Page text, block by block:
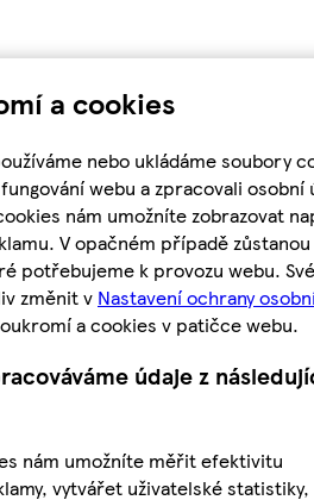
a cookies
nebo ukládáme soubory
webu a zpracovali osobní
nám umožníte zobrazovat
V opačném případě
potřebujeme k provozu webu. Své
změnit v Nastavení ochrany
a cookies v patičce webu.
údaje z
nám umožníte měřit efektivitu
vytvářet uživatelské